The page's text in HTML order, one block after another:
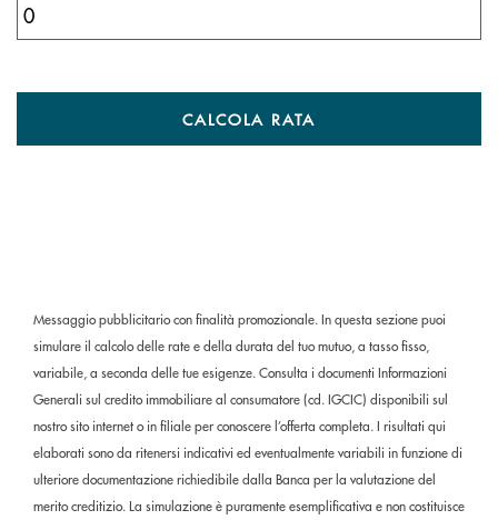
CALCOLA RATA
Messaggio pubblicitario con finalità promozionale. In questa sezione puoi
simulare il calcolo delle rate e della durata del tuo mutuo, a tasso fisso,
variabile, a seconda delle tue esigenze. Consulta i documenti Informazioni
Generali sul credito immobiliare al consumatore (cd. IGCIC) disponibili sul
nostro sito internet o in filiale per conoscere l’offerta completa. I risultati qui
elaborati sono da ritenersi indicativi ed eventualmente variabili in funzione di
ulteriore documentazione richiedibile dalla Banca per la valutazione del
merito creditizio. La simulazione è puramente esemplificativa e non costituisce